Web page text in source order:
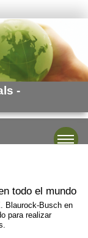
-
todo el mundo
Blaurock-Busch en
para realizar